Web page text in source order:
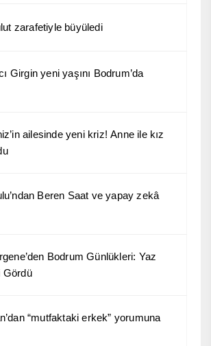
zarafetiyle büyüledi
Girgin yeni yaşını Bodrum’da
ailesinde yeni kriz! Anne ile kız
Beren Saat ve yapay zekâ
Bodrum Günlükleri: Yaz
Gördü
“mutfaktaki erkek” yorumuna